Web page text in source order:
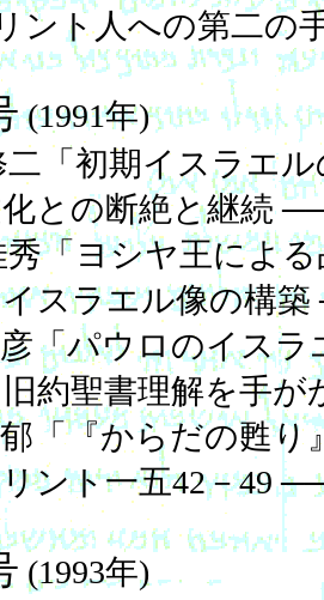
ント人への第二の
(1991年)
二「初期イスラエ
との断絶と継続
秀「ヨシヤ王によ
スラエル像の構
「パウロのイスラ
約聖書理解を手
「『からだの甦り
ント一五42－49
(1993年)